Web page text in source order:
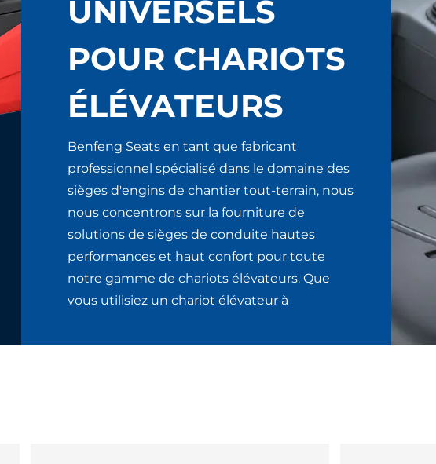
UNIVERSELS
POUR CHARIOTS
ÉLÉVATEURS
Benfeng Seats en tant que fabricant
professionnel spécialisé dans le domaine des
sièges d'engins de chantier tout-terrain, nous
nous concentrons sur la fourniture de
solutions de sièges de conduite hautes
performances et haut confort pour toute
notre gamme de chariots élévateurs. Que
vous utilisiez un chariot élévateur à
GPL, bicarburant), un chariot élévateur